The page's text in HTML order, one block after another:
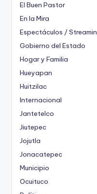
El Buen Pastor
En la Mira
Espectáculos /
Gobierno del Estado
Hogar y Familia
Hueyapan
Huitzilac
Internacional
Jantetelco
Jiutepec
Jojutla
Jonacatepec
Municipio
Ocuituco